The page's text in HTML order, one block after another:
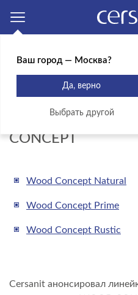
Главная Блог Новости
НОВАЯ ЛИНЕЙКА
КЕРАМОГРАНИТА
CONCEPT
Wood Concept Natural
Wood Concept Prime
Wood Concept Rustic
Cersanit анонсировал
Ваш город — Москва?
Да, верно
Выбрать другой